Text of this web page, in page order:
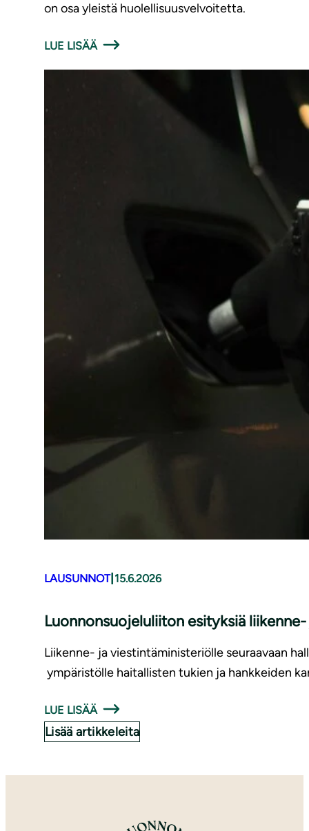
on osa yleistä huolellisuusvelvoitetta.
LUE LISÄÄ
LAUSUNNOT| 15.6.2026
Luonnonsuojeluliiton esityksiä
Liikenne- ja viestintäministeriölle seuraavaan
ympäristölle haitallisten tukien ja hankkeiden
LUE LISÄÄ
Lisää artikkeleita